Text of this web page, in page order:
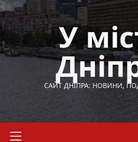
Перейти
до
вмісту
У
САЙТ ДНІПРА: НОВИНИ,
меню